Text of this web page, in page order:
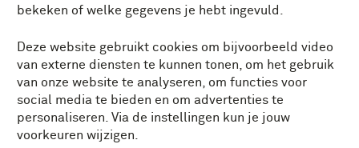
bekeken of welke gegevens je hebt ingevuld.
Deze website gebruikt cookies om bijvoorbeeld video
van externe diensten te kunnen tonen, om het gebruik
van onze website te analyseren, om functies voor
social media te bieden en om advertenties te
personaliseren. Via de instellingen kun je jouw
voorkeuren wijzigen.